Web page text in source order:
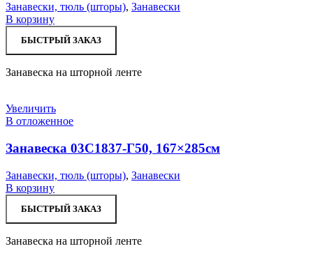
Занавески, тюль (шторы), Занавески
В корзину
БЫСТРЫЙ ЗАКАЗ
Занавеска на шторной ленте
Увеличить
В отложенное
Занавеска 03С1837-Г50, 167×285см
Занавески, тюль (шторы), Занавески
В корзину
БЫСТРЫЙ ЗАКАЗ
Занавеска на шторной ленте